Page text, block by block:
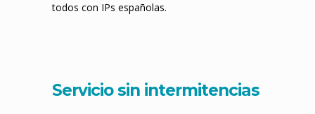
todos con IPs españolas.
Servicio sin intermitencias